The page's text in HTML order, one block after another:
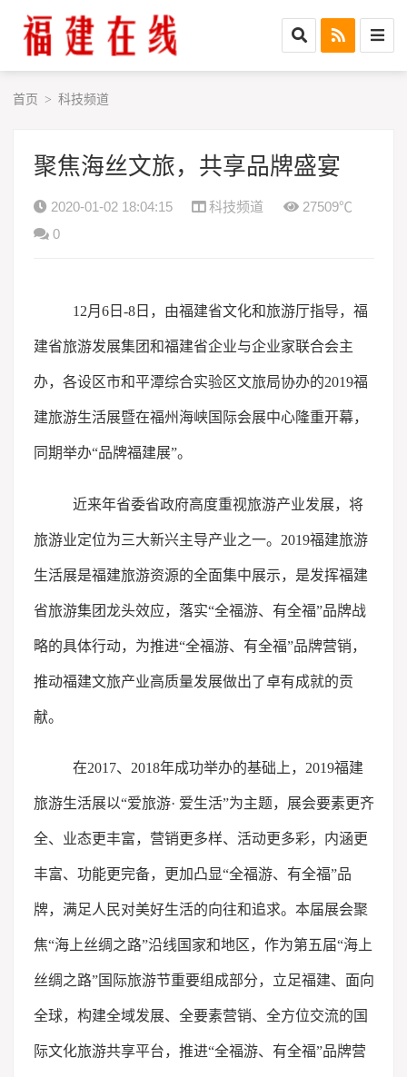
首页 > 科技频道
聚焦海丝文旅，共享品牌盛宴
2020-01-02 18:04:15 科技频道
27509℃
0
12月6日-8日，由福建省文化和旅游厅指导，福
建省旅游发展集团和福建省企业与企业家联合会主
办，各设区市和平潭综合实验区文旅局协办的2019福
建旅游生活展暨在福州海峡国际会展中心隆重开幕，
同期举办“品牌福建展”。
近来年省委省政府高度重视旅游产业发展，将
旅游业定位为三大新兴主导产业之一。2019福建旅游
生活展是福建旅游资源的全面集中展示，是发挥福建
省旅游集团龙头效应，落实“全福游、有全福”品牌战
略的具体行动，为推进“全福游、有全福”品牌营销，
推动福建文旅产业高质量发展做出了卓有成就的贡
献。
在2017、2018年成功举办的基础上，2019福建
旅游生活展以“爱旅游· 爱生活”为主题，展会要素更齐
全、业态更丰富，营销更多样、活动更多彩，内涵更
丰富、功能更完备，更加凸显“全福游、有全福”品
牌，满足人民对美好生活的向往和追求。本届展会聚
焦“海上丝绸之路”沿线国家和地区，作为第五届“海上
丝绸之路”国际旅游节重要组成部分，立足福建、面向
全球，构建全域发展、全要素营销、全方位交流的国
际文化旅游共享平台，推进“全福游、有全福”品牌营